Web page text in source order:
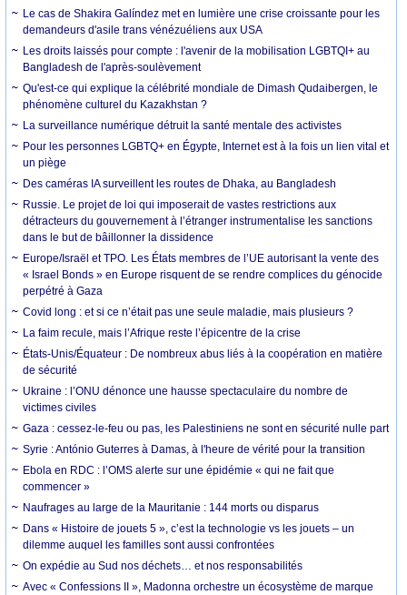
Le cas de Shakira Galíndez met en lumière une crise croissante pour les
demandeurs d'asile trans vénézuéliens aux USA
Les droits laissés pour compte : l'avenir de la mobilisation LGBTQI+ au
Bangladesh de l'après-soulèvement
Qu'est-ce qui explique la célébrité mondiale de Dimash Qudaibergen, le
phénomène culturel du Kazakhstan ?
La surveillance numérique détruit la santé mentale des activistes
Pour les personnes LGBTQ+ en Égypte, Internet est à la fois un lien vital et
un piège
Des caméras IA surveillent les routes de Dhaka, au Bangladesh
Russie. Le projet de loi qui imposerait de vastes restrictions aux
détracteurs du gouvernement à l’étranger instrumentalise les sanctions
dans le but de bâillonner la dissidence
Europe/Israël et TPO. Les États membres de l’UE autorisant la vente des
« Israel Bonds » en Europe risquent de se rendre complices du génocide
perpétré à Gaza
Covid long : et si ce n’était pas une seule maladie, mais plusieurs ?
La faim recule, mais l’Afrique reste l’épicentre de la crise
États-Unis/Équateur : De nombreux abus liés à la coopération en matière
de sécurité
Ukraine : l’ONU dénonce une hausse spectaculaire du nombre de
victimes civiles
Gaza : cessez-le-feu ou pas, les Palestiniens ne sont en sécurité nulle part
Syrie : António Guterres à Damas, à l'heure de vérité pour la transition
Ebola en RDC : l’OMS alerte sur une épidémie « qui ne fait que
commencer »
Naufrages au large de la Mauritanie : 144 morts ou disparus
Dans « Histoire de jouets 5 », c’est la technologie vs les jouets – un
dilemme auquel les familles sont aussi confrontées
On expédie au Sud nos déchets… et nos responsabilités
Avec « Confessions II », Madonna orchestre un écosystème de marque